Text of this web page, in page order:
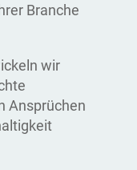
Branche
wir
Ansprüchen